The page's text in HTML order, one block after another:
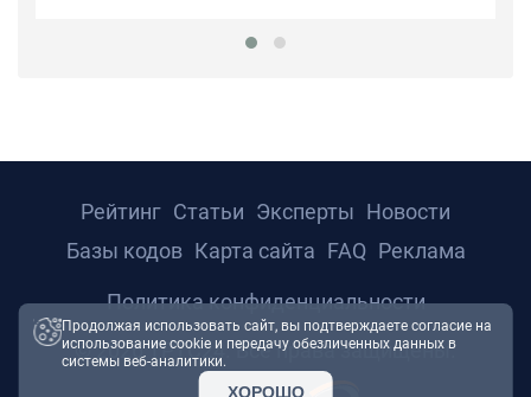
© 2026 ТРТС24. Все права защищены.
Рейтинг Статьи Эксперты Новости
Базы кодов Карта сайта FAQ Реклама
Политика конфиденциальности
Продолжая использовать сайт, вы подтверждаете согласие на
использование cookie и передачу обезличенных данных в
системы веб-аналитики.
ХОРОШО